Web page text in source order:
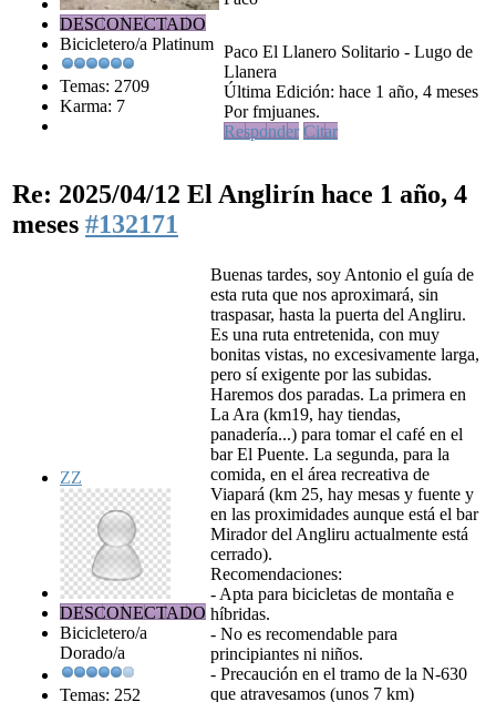
DESCONECTADO
Bicicletero/a Platinum
Temas: 2709
Karma: 7
Paco El Llanero Solitario - Lugo de
Llanera
Última Edición: hace 1 año, 4 meses
Por fmjuanes.
Responder Citar
Re: 2025/04/12 El Anglirín hace 1 año, 4
meses #132171
ZZ
DESCONECTADO
Bicicletero/a
Dorado/a
Temas: 252
Buenas tardes, soy Antonio el guía de
esta ruta que nos aproximará, sin
traspasar, hasta la puerta del Angliru.
Es una ruta entretenida, con muy
bonitas vistas, no excesivamente larga,
pero sí exigente por las subidas.
Haremos dos paradas. La primera en
La Ara (km19, hay tiendas,
panadería...) para tomar el café en el
bar El Puente. La segunda, para la
comida, en el área recreativa de
Viapará (km 25, hay mesas y fuente y
en las proximidades aunque está el bar
Mirador del Angliru actualmente está
cerrado).
Recomendaciones:
- Apta para bicicletas de montaña e
híbridas.
- No es recomendable para
principiantes ni niños.
- Precaución en el tramo de la N-630
que atravesamos (unos 7 km)